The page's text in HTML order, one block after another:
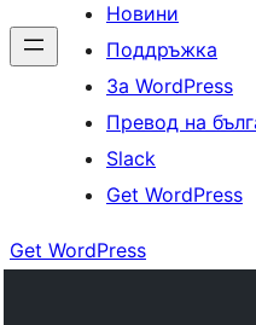
Новини
Поддръжка
За WordPress
Превод на
Slack
Get WordPress
Get WordPress